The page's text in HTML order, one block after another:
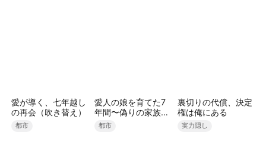
愛が導く、七年越し
の再会（吹き替え）
都市
愛人の娘を育てた7
年間〜偽りの家族を
捨てる財閥令嬢〜
（吹き替え）
都市
裏切りの代償、決定
権は俺にある
実力隠し